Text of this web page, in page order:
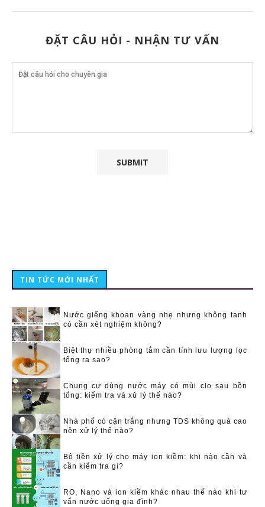
ĐẶT CÂU HỎI - NHẬN TƯ VẤN
TIN TỨC MỚI NHẤT
Nước giếng khoan vàng nhẹ nhưng không tanh
có cần xét nghiệm không?
Biệt thự nhiều phòng tắm cần tính lưu lượng lọc
tổng ra sao?
Chung cư dùng nước máy có mùi clo sau bồn
tổng: kiểm tra và xử lý thế nào?
Nhà phố có cặn trắng nhưng TDS không quá cao
nên xử lý thế nào?
Bộ tiền xử lý cho máy ion kiềm: khi nào cần và
cần kiểm tra gì?
RO, Nano và ion kiềm khác nhau thế nào khi tư
vấn nước uống gia đình?